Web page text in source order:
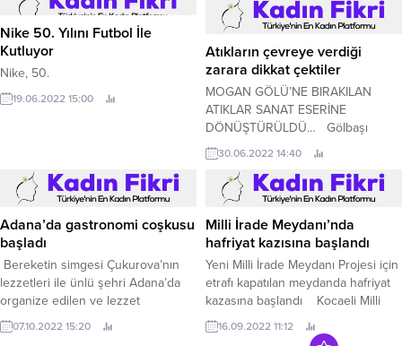
araya gelmesiyle kurulan sektörün
lideri konumundaki Türkiye Sigorta,
Basketbol Süper Ligi’nin isim
sponsoru oldu.
üretime katkıda bulunmak amacıyla
başlattığı nar sıkma ve üzüm sıkma
makinesi desteklerini sürdürüyor.
Nike 50. Yılını Futbol İle
Kutluyor
Nike, 50.
19.06.2022 15:00
Atıkların çevreye verdiği
zarara dikkat çektiler
MOGAN GÖLÜ’NE BIRAKILAN
ATIKLAR SANAT ESERİNE
DÖNÜŞTÜRÜLDÜ… Gölbaşı
Belediyesi tarafından başlatılan,
proje kapsamında Mogan Gölü’nde
yapılan çevre temizliği sonucunda
ortaya çıkan atık maddelerden
“Balık Heykel” yapıldı.
30.06.2022 14:40
Adana’da gastronomi coşkusu
başladı
Bereketin simgesi Çukurova’nın
lezzetleri ile ünlü şehri Adana’da
organize edilen ve lezzet
tutkunlarının merakla beklediği, ana
teması “Geçmişten Geleceğe Miras:
07.10.2022 15:20
Milli İrade Meydanı’nda
hafriyat kazısına başlandı
Yeni Milli İrade Meydanı Projesi için
etrafı kapatılan meydanda hafriyat
kazasına başlandı Kocaeli Milli
İrade Meydanı’nı “İzmit meydana
çıkacak” sloganıyla
16.09.2022 11:12